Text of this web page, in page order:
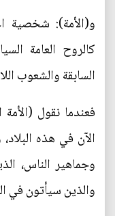
و(الأمة): شخصية
كالروح العامة
السابقة والشعوب
فعندما نقول (الأمة
الآن في هذه
وجماهير الناس،
والذين سيأتون في